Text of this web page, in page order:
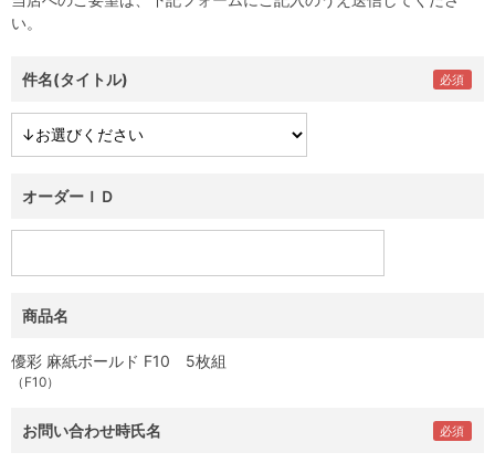
い。
件名(タイトル)
オーダーＩＤ
商品名
優彩 麻紙ボールド F10 5枚組
（F10）
お問い合わせ時氏名